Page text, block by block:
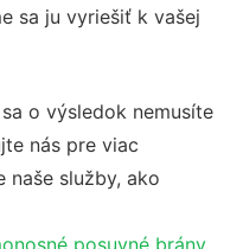
sa ju vyriešiť k vašej
o výsledok nemusíte
nás pre viac
naše služby, ako
posuvné brány